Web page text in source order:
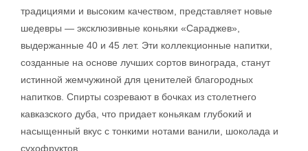
традициями и высоким качеством, представляет новые
шедевры — эксклюзивные коньяки «Сараджев»,
выдержанные 40 и 45 лет. Эти коллекционные напитки,
созданные на основе лучших сортов винограда, станут
истинной жемчужиной для ценителей благородных
напитков. Спирты созревают в бочках из столетнего
кавказского дуба, что придает коньякам глубокий и
насыщенный вкус с тонкими нотами ванили, шоколада и
сухофруктов.